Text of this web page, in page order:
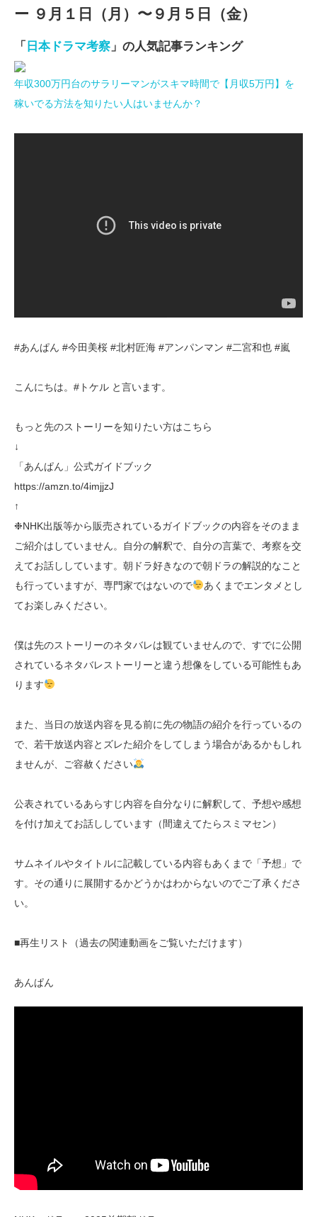
ー ９月１日（月）〜９月５日（金）
「 日本ドラマ考察 」の人気記事ランキング
年収300万円台のサラリーマンがスキマ時間で【月収5万円】を
稼いでる方法を知りたい人はいませんか？
#あんぱん #今田美桜 #北村匠海 #アンパンマン #二宮和也 #嵐
こんにちは。#トケル と言います。
もっと先のストーリーを知りたい方はこちら
↓
「あんぱん」公式ガイドブック
https://amzn.to/4imjjzJ
↑
❉NHK出版等から販売されているガイドブックの内容をそのまま
ご紹介はしていません。自分の解釈で、自分の言葉で、考察を交
えてお話ししています。朝ドラ好きなので朝ドラの解説的なこと
も行っていますが、専門家ではないので
あくまでエンタメとし
てお楽しみください。
僕は先のストーリーのネタバレは観ていませんので、すでに公開
されているネタバレストーリーと違う想像をしている可能性もあ
ります
また、当日の放送内容を見る前に先の物語の紹介を行っているの
で、若干放送内容とズレた紹介をしてしまう場合があるかもしれ
ませんが、ご容赦ください
公表されているあらすじ内容を自分なりに解釈して、予想や感想
を付け加えてお話ししています（間違えてたらスミマセン）
サムネイルやタイトルに記載している内容もあくまで「予想」で
す。その通りに展開するかどうかはわからないのでご了承くださ
い。
■再生リスト（過去の関連動画をご覧いただけます）
あんぱん